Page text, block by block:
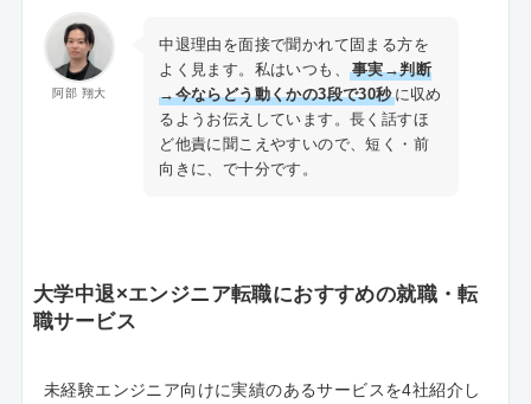
阿部 翔大
中退理由を面接で聞かれて固まる方を
よく見ます。私はいつも、事実→判断
→今ならどう動くかの3段で30秒に収め
るようお伝えしています。長く話すほ
ど他責に聞こえやすいので、短く・前
向きに、で十分です。
大学中退×エンジニア転職におすすめの就職・転
職サービス
未経験エンジニア向けに実績のあるサービスを4社紹介し